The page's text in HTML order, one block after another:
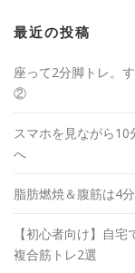
最近の投稿
座って2分脚トレ。
②
スマホを見ながら
へ
脂肪燃焼＆腹筋は4
【初心者向け】自
複合筋トレ2選